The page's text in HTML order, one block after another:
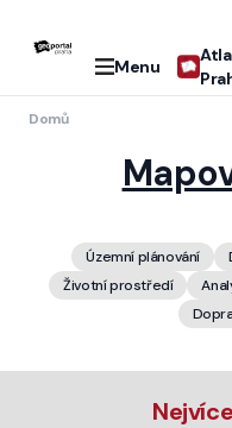
Menu
Domů
Územní plánování
Životní prostředí